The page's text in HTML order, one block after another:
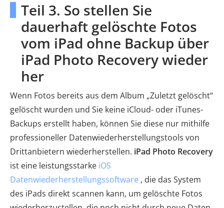
Teil 3. So stellen Sie
dauerhaft gelöschte Fotos
vom iPad ohne Backup über
iPad Photo Recovery wieder
her
Wenn Fotos bereits aus dem Album „Zuletzt gelöscht“
gelöscht wurden und Sie keine iCloud- oder iTunes-
Backups erstellt haben, können Sie diese nur mithilfe
professioneller Datenwiederherstellungstools von
Drittanbietern wiederherstellen. iPad Photo Recovery
ist eine leistungsstarke iOS
Datenwiederherstellungssoftware , die das System
des iPads direkt scannen kann, um gelöschte Fotos